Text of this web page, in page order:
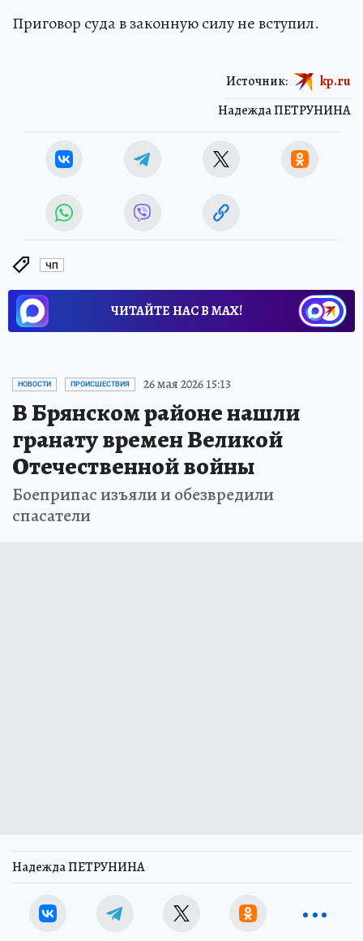
Приговор суда в законную силу не вступил.
Надежда ПЕТРУНИНА
Источник: kp.ru
ЧП
ЧИТАЙТЕ НАС В МАХ!
НОВОСТИ ПРОИСШЕСТВИЯ 26 мая 2026 15:13
В Брянском районе нашли
гранату времен Великой
Отечественной войны
Боеприпас изъяли и обезвредили
спасатели
Надежда ПЕТРУНИНА